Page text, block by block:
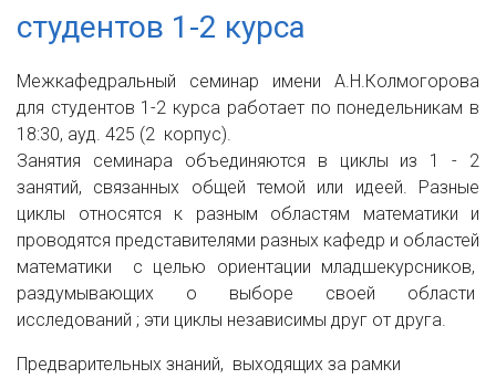
студентов 1-2 курса
Межкафедральный семинар имени А.Н.Колмогорова
для студентов 1-2 курса работает по понедельникам в
18:30, ауд. 425 (2 корпус).
Занятия семинара объединяются в циклы из 1 - 2
занятий, связанных общей темой или идеей. Разные
циклы относятся к разным областям математики и
проводятся представителями разных кафедр и областей
математики с целью ориентации младшекурсников,
раздумывающих о выборе своей области
исследований ; эти циклы независимы друг от друга.
Предварительных знаний, выходящих за рамки